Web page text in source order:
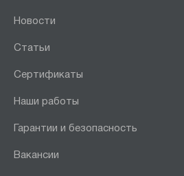
Новости
Статьи
Сертификаты
Наши работы
Гарантии и безопасность
Вакансии